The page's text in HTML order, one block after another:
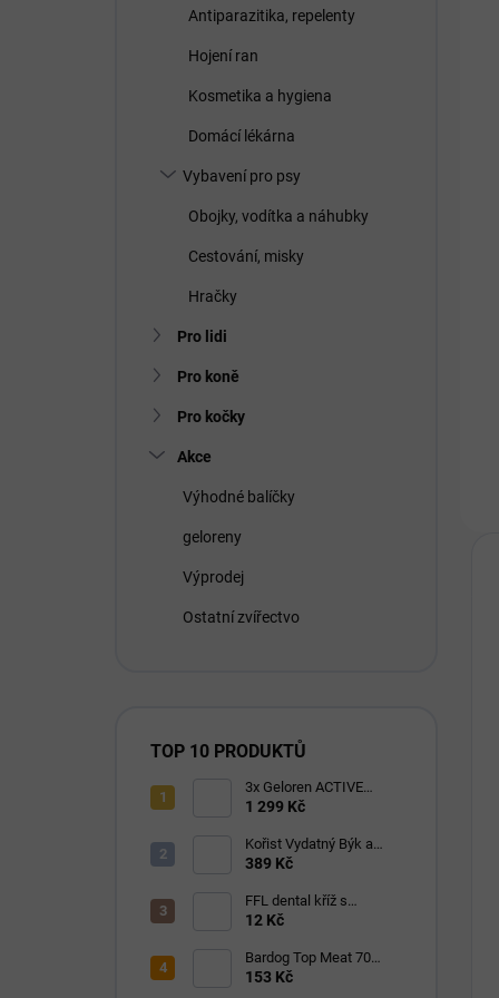
Antiparazitika, repelenty
Hojení ran
Kosmetika a hygiena
Domácí lékárna
Vybavení pro psy
Obojky, vodítka a náhubky
Cestování, misky
Hračky
Pro lidi
Pro koně
Pro kočky
Akce
Výhodné balíčky
geloreny
Výprodej
Ostatní zvířectvo
TOP 10 PRODUKTŮ
3x Geloren ACTIVE
pomeranč 400g (3x90
1 299 Kč
Kořist Vydatný Býk a
Krocan pro aktivní psy
389 Kč
FFL dental kříž s
eukalyptem 1 ks
12 Kč
Bardog Top Meat 70
granule lisované za
153 Kč